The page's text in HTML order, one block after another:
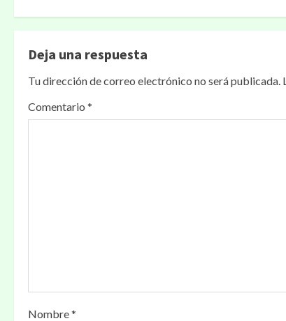
e
g
a
c
n
Deja una respuesta
Tu dirección de correo electrónico no será publicada.
Comentario *
Nombre*